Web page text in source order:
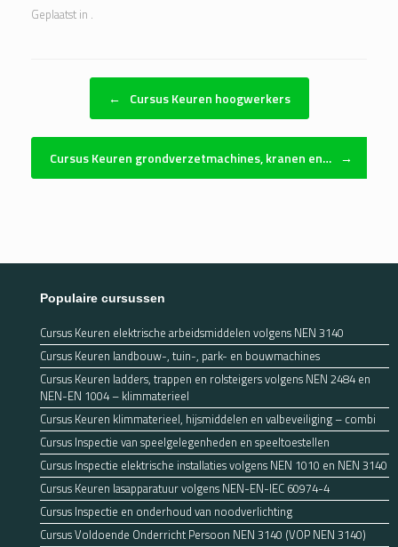
Geplaatst in .
Bericht navigatie
← Cursus Keuren hoogwerkers
Cursus Keuren grondverzetmachines, kranen en… →
Populaire cursussen
Cursus Keuren elektrische arbeidsmiddelen volgens NEN 3140
Cursus Keuren landbouw-, tuin-, park- en bouwmachines
Cursus Keuren ladders, trappen en rolsteigers volgens NEN 2484 en
NEN-EN 1004 – klimmaterieel
Cursus Keuren klimmaterieel, hijsmiddelen en valbeveiliging – combi
Cursus Inspectie van speelgelegenheden en speeltoestellen
Cursus Inspectie elektrische installaties volgens NEN 1010 en NEN 3140
Cursus Keuren lasapparatuur volgens NEN-EN-IEC 60974-4
Cursus Inspectie en onderhoud van noodverlichting
Cursus Voldoende Onderricht Persoon NEN 3140 (VOP NEN 3140)